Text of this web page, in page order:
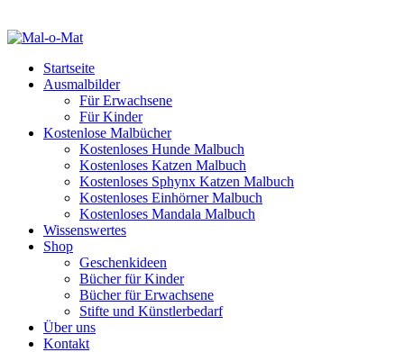
Startseite
Ausmalbilder
Für Erwachsene
Für Kinder
Kostenlose Malbücher
Kostenloses Hunde Malbuch
Kostenloses Katzen Malbuch
Kostenloses Sphynx Katzen Malbuch
Kostenloses Einhörner Malbuch
Kostenloses Mandala Malbuch
Wissenswertes
Shop
Geschenkideen
Bücher für Kinder
Bücher für Erwachsene
Stifte und Künstlerbedarf
Über uns
Kontakt